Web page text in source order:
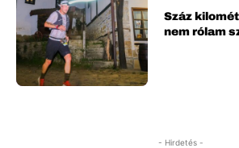
Száz
nem rólam
- Hirdetés -